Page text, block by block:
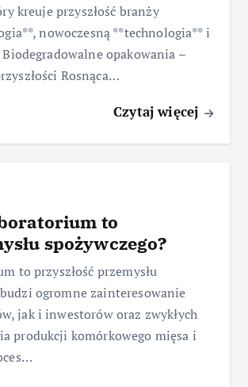
kreuje przyszłość branży
nowoczesną **technologia** i
opakowania –
Rosnąca…
Czytaj więcej
to
spożywczego?
to przyszłość przemysłu
ogromne zainteresowanie
jak i inwestorów oraz zwykłych
produkcji komórkowego mięsa i